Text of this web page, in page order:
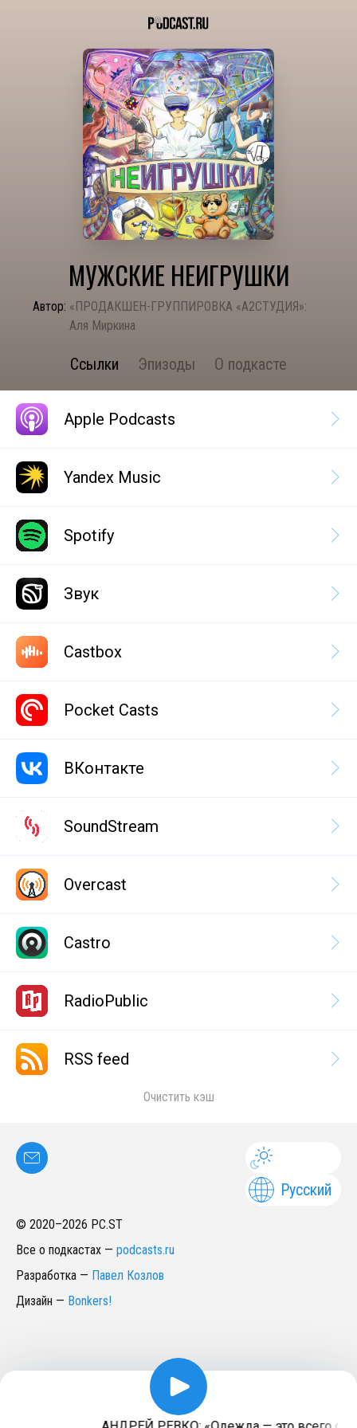
МУЖСКИЕ НЕИГРУШКИ
Автор: «ПРОДАКШЕН-ГРУППИРОВКА «А2СТУДИЯ»:
Аля Миркина
Ссылки Эпизоды О подкасте
Apple Podcasts
Yandex Music
Spotify
Звук
Castbox
Pocket Casts
ВКонтакте
SoundStream
Overcast
Castro
RadioPublic
RSS feed
Очистить кэш
Русский
© 2020–2026 PC.ST
Все о подкастах — podcasts.ru
Разработка — Павел Козлов
Дизайн — Bonkers!